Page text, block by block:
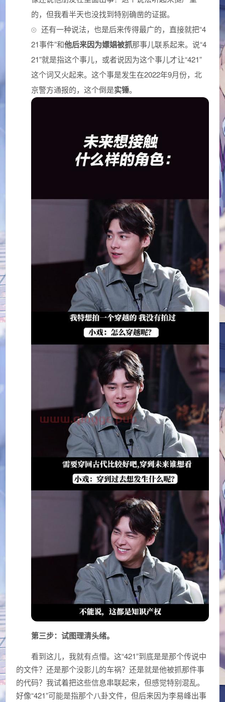
的，但我看半天也没找到特别确凿的证据。
还有一种说法，也是后来传得最广的，直接就把“4
21事件”和他后来因为嫖娼被抓那事儿联系起来。说“4
21”就是指这个事儿，或者说因为这个事儿才让“421”
这个词又火起来。这个事是发生在2022年9月份，北
京警方通报的，这个倒是实锤。
第三步：试图理清头绪。
看到这儿，我就有点懵。这“421”到底是是那个传说中
的文件？还是那个没影儿的车祸？还是就是他被抓那件事
的代码？我试着把这些信息串联起来，但感觉特别混乱。
好像“421”可能是指那个八卦文件，但后来因为李易峰出事